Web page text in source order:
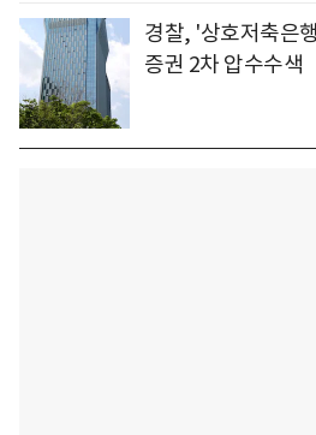
경찰, '상호저축은
증권 2차 압수수색